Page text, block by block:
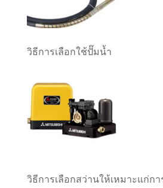
วิธีการเลือกใช้ปั๊มน้ำ
วิธีการเลือกสว่านให้เหมาะแก่กา